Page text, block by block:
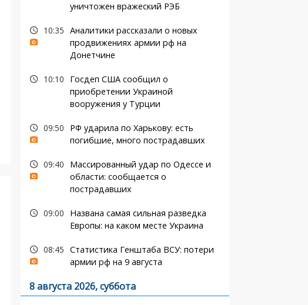
уничтожен вражеский РЭБ
10:35 Аналитики рассказали о новых
продвижениях армии рф на
Донетчине
10:10
Госдеп США сообщил о
приобретении Украиной
вооружения у Турции
09:50
РФ ударила по Харькову: есть
погибшие, много пострадавших
09:40
Массированный удар по Одессе и
области: сообщается о
пострадавших
09:00
Названа самая сильная разведка
Европы: на каком месте Украина
08:45 Статистика Генштаба ВСУ: потери
армии рф на 9 августа
8 августа 2026, суббота